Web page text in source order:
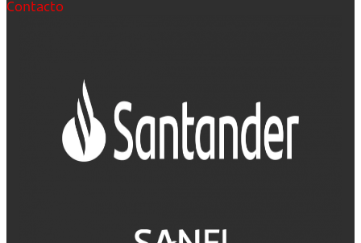
Contacto